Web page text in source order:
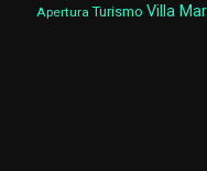
Apertura Turismo Villa